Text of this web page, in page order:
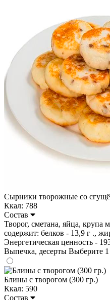
Сырники творожные со
Ккал: 788
Состав
Творог, сметана, яйца, крупа
содержит: белков - 13,9 г .,
Энергетическая ценность -
Выпечка, десерты Выберите
Блины с творогом (300 гр.)
Ккал: 590
Состав